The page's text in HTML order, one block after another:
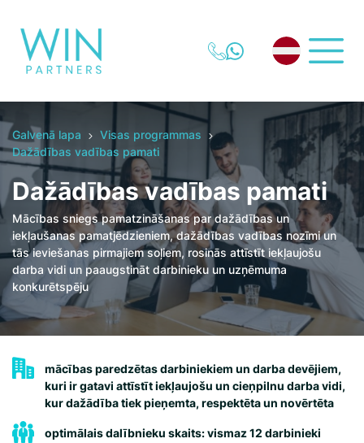
Galvenā lapa
Visas programmas
Dažādības vadības pamati
Dažādības vadības pamati
Mācības sniegs pamatzināšanas par dažādības un
iekļaušanas pamatjēdzieniem, dažādības vadības nozīmi un
tās ieviešanas pirmajiem soļiem, rosinās attīstīt iekļaujošu
darba vidi un paaugstināt darbinieku un uzņēmuma
konkurētspēju
mācības paredzētas darbiniekiem un darba devējiem,
kuri ir gatavi attīstīt iekļaujošu un cieņpilnu darba vidi,
kur dažādība tiek pieņemta, respektēta un novērtēta
optimālais dalībnieku skaits: vismaz 12 darbinieki